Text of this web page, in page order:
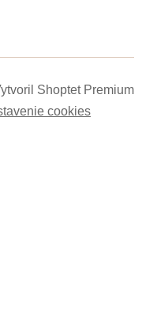
Shoptet Premium
cookies